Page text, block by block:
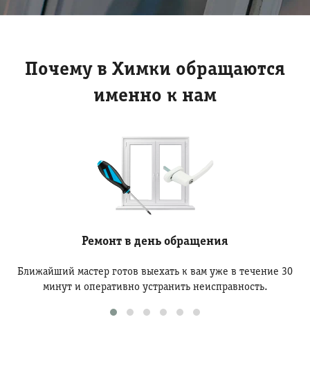
Почему в Химки обращаются
именно к нам
Ремонт в день обращения
Ближайший мастер готов выехать к вам уже в течение 30
минут и оперативно устранить неисправность.